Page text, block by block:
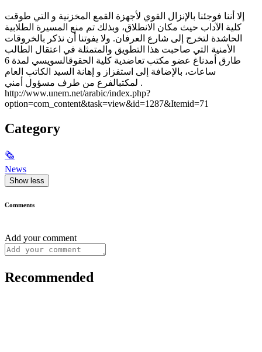
إلا أننا فوجئنا بالإنزال القوي لأجهزة القمع المخزنية و التي طوقت
كلية الآداب حيث مكان الانطلاق، وبذلك تم منع المسيرة الطلابية
الحاشدة لتخرج إلى شارع العرفان. ولا يفوتنا أن نذكر بالخروقات
الأمنية التي صاحبت هذا التطويق والمتمثلة في اعتقال الطالب
طارق أمدناغ عضو مكتب تعاضدية كلية الحقوقالسويسي لمدة 6
ساعات، بالإضافة إلى استفزاز و إهانة السيد الكاتب العام
لمكتبالفرع من طرف مسؤول أمني .
http://www.unem.net/arabic/index.php?
option=com_content&task=view&id=1287&Itemid=71
Category
🗞
News
Show less
Comments
Add your comment
Recommended